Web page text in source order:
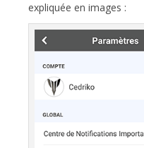
expliquée en images :